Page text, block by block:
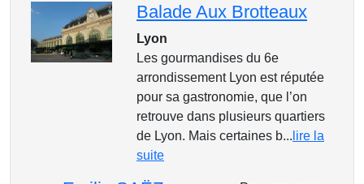
Balade Aux Brotteaux
Lyon
Les gourmandises du 6e
arrondissement Lyon est réputée
pour sa gastronomie, que l’on
retrouve dans plusieurs quartiers
de Lyon. Mais certaines b... lire la
suite